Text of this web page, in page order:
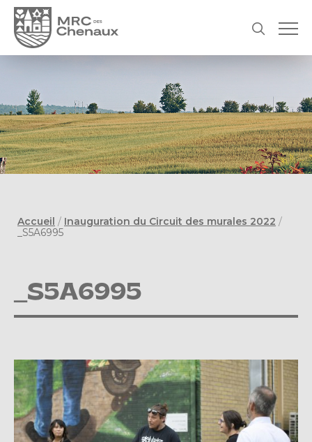
Accueil / Inauguration du Circuit des murales 2022 /
_S5A6995
_S5A6995